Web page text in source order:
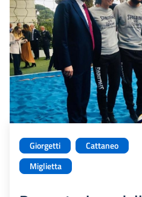
Giorgetti
Cattaneo
Miglietta